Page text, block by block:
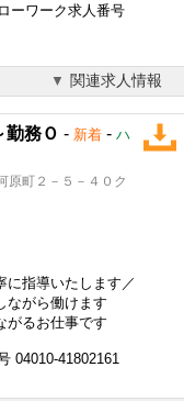
ーワーク求人番号
関連求人情報
勤務Ｏ - 新着 - ハ
町２－５－４０ク
に指導いたします／
ながら働けます
がるお仕事です
04010-41802161